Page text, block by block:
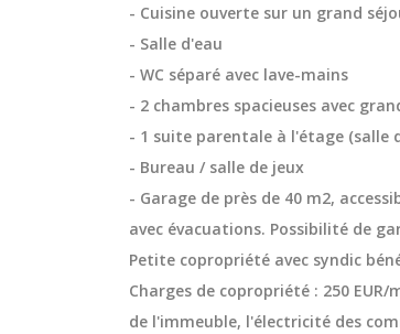
- Cuisine ouverte sur un grand
- Salle d'eau
- WC séparé avec lave-mains
- 2 chambres spacieuses avec
- 1 suite parentale à l'étage (salle
- Bureau / salle de jeux
- Garage de près de 40 m2,
avec évacuations. Possibilité de
Petite copropriété avec syndic
Charges de copropriété : 250
de l'immeuble, l'électricité des